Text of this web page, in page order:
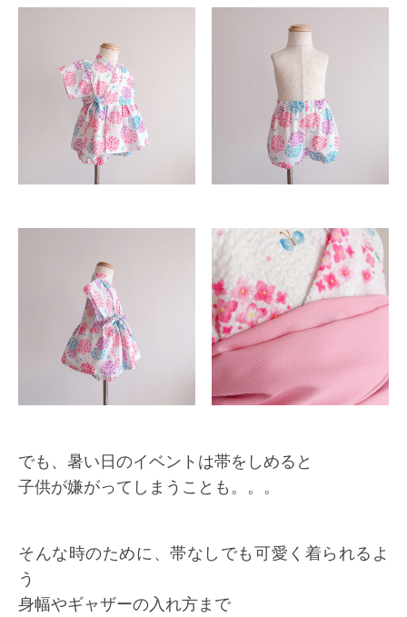
でも、暑い日のイベントは帯をしめると
子供が嫌がってしまうことも。。。
そんな時のために、帯なしでも可愛く着られるよ
う
身幅やギャザーの入れ方まで